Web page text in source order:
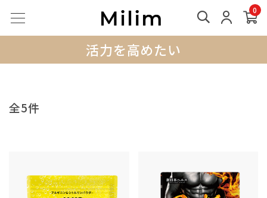
0
活力を高めたい
全5件